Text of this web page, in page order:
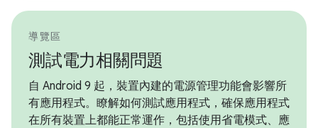
導覽區
測試電力相關問題
自 Android 9 起，裝置內建的電源管理功能會影響所
有應用程式。瞭解如何測試應用程式，確保應用程式
在所有裝置上都能正常運作，包括使用省電模式、應